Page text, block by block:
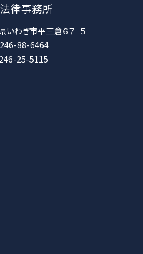
律事務所
わき市平三倉６７−５
88-6464
25-5115